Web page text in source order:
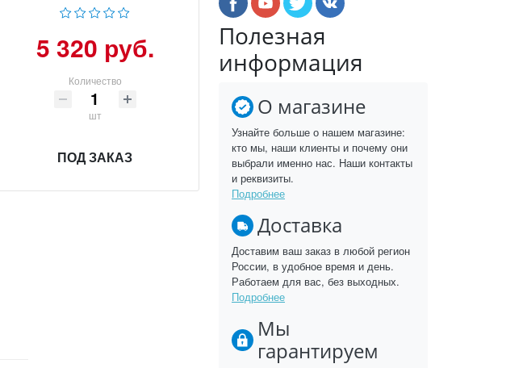
5 320 руб.
Количество
шт
ПОД ЗАКАЗ
Полезная
информация
О магазине
Узнайте больше о нашем магазине:
кто мы, наши клиенты и почему они
выбрали именно нас. Наши контакты
и реквизиты.
Подробнее
Доставка
Доставим ваш заказ в любой регион
России, в удобное время и день.
Работаем для вас, без выходных.
Подробнее
Мы
гарантируем